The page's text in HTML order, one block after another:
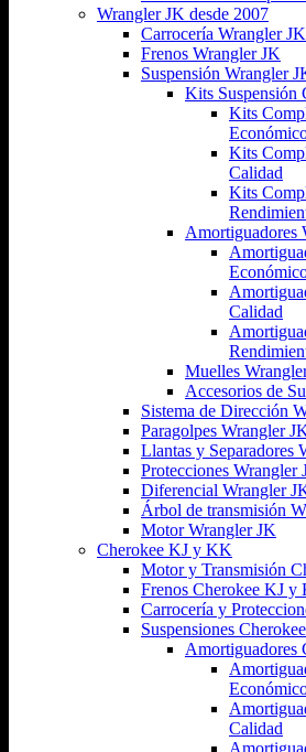
Wrangler JK desde 2007
Carrocería Wrangler JK
Frenos Wrangler JK
Suspensión Wrangler
Kits Suspensión
Kits
Kits
Calidad
Kits
Amortiguadores
Calidad
Muelles
Accesorios de
Sistema de Dirección
Paragolpes Wrangler
Llantas y Separadores
Protecciones Wrangler
Diferencial Wrangler
Árbol de transmisión
Motor Wrangler JK
Cherokee KJ y KK
Motor y Transmisión
Frenos Cherokee KJ y
Carrocería y
Suspensiones
Amortiguadores
Calidad